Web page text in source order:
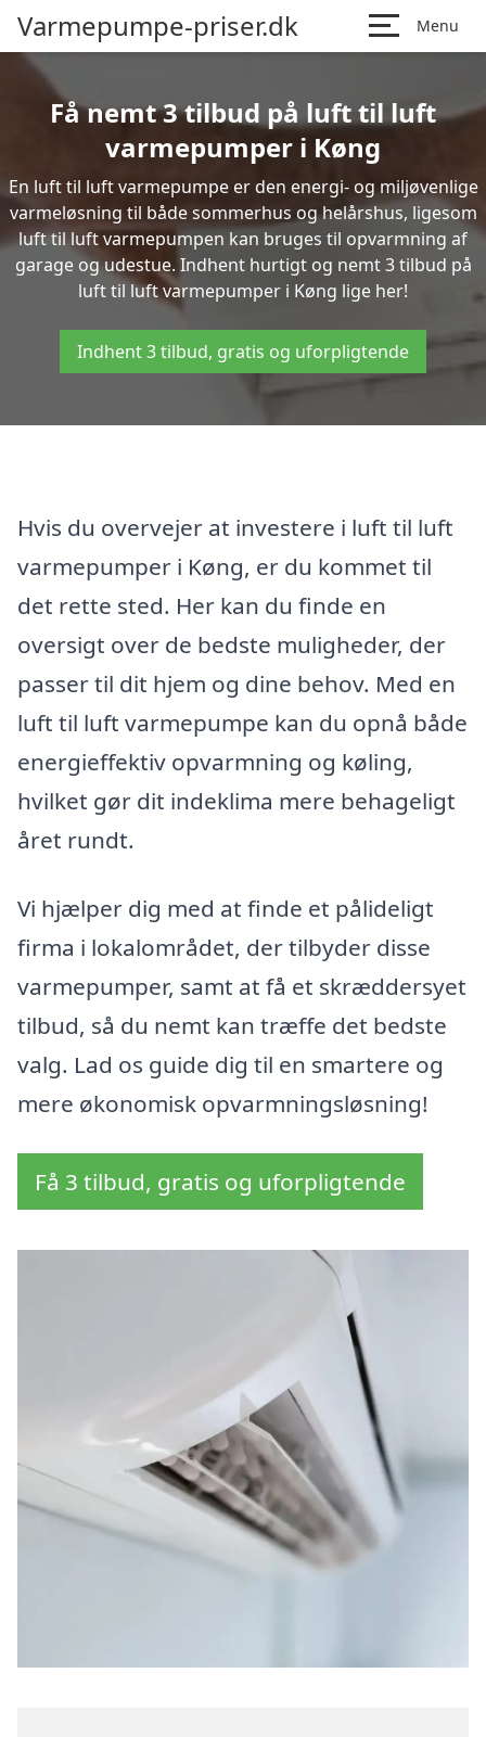
Varmepumpe-priser.dk Menu
Få nemt 3 tilbud på luft til luft
varmepumper i Køng
En luft til luft varmepumpe er den energi- og miljøvenlige
varmeløsning til både sommerhus og helårshus, ligesom
luft til luft varmepumpen kan bruges til opvarmning af
garage og udestue. Indhent hurtigt og nemt 3 tilbud på
luft til luft varmepumper i Køng lige her!
Indhent 3 tilbud, gratis og uforpligtende
Hvis du overvejer at investere i luft til luft
varmepumper i Køng, er du kommet til
det rette sted. Her kan du finde en
oversigt over de bedste muligheder, der
passer til dit hjem og dine behov. Med en
luft til luft varmepumpe kan du opnå både
energieffektiv opvarmning og køling,
hvilket gør dit indeklima mere behageligt
året rundt.
Vi hjælper dig med at finde et pålideligt
firma i lokalområdet, der tilbyder disse
varmepumper, samt at få et skræddersyet
tilbud, så du nemt kan træffe det bedste
valg. Lad os guide dig til en smartere og
mere økonomisk opvarmningsløsning!
Få 3 tilbud, gratis og uforpligtende